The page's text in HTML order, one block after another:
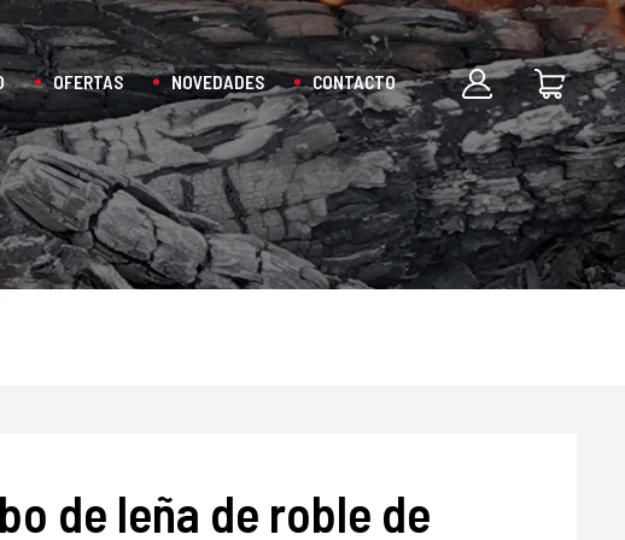
OFERTAS NOVEDADES CONTACTO
de leña de roble de